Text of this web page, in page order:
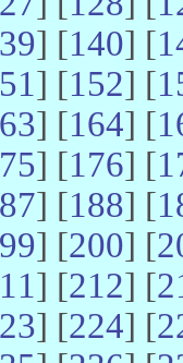
] [140] [
] [152] [
] [164] [
] [176] [
] [188] [
] [200] [
] [212] [
] [224] [